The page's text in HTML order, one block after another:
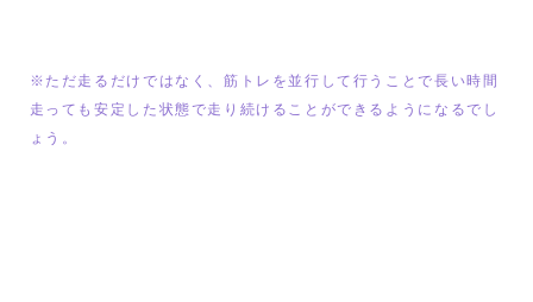
※ただ走るだけではなく、筋トレを並行して行うことで長い時間
走っても安定した状態で走り続けることができるようになるでし
ょう。